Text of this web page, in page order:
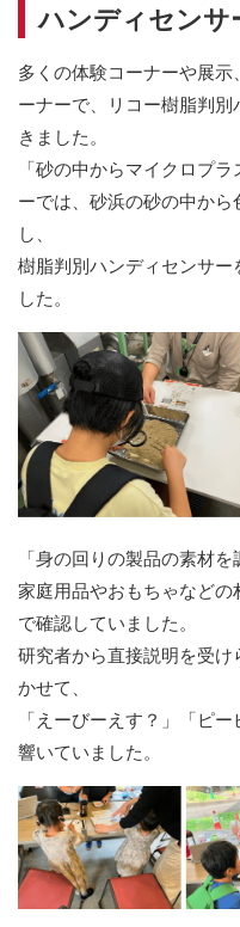
ハンディセンサ
多くの体験コーナーや展
ーナーで、リコー樹脂判
きました。
「砂の中からマイクロプ
ーでは、砂浜の砂の中か
し、
樹脂判別ハンディセンサー
した。
「身の回りの製品の素材
家庭用品やおもちゃなど
で確認していました。
研究者から直接説明を受
かせて、
「えーびーえす？」「ピ
響いていました。